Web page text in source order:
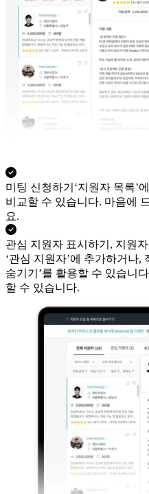
미팅 신청하기 ‘지원자 목록’
비교할 수 있습니다. 마음에
요.
관심 지원자 표시하기, 지원자
‘관심 지원자’에 추가하거나,
숨기기’를 활용할 수 있습니
할 수 있습니다.